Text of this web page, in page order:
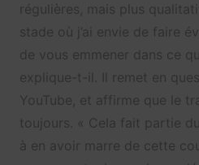
régulières, mais plus
stade où j’ai envie de faire
de vous emmener dans ce
explique-t-il. Il remet en
YouTube, et affirme que le
toujours. « Cela fait partie
à en avoir marre de cette